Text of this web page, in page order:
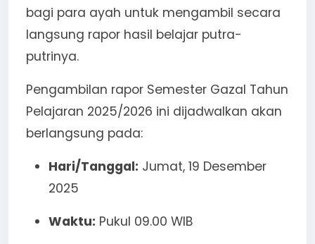
bagi para ayah untuk mengambil secara
langsung rapor hasil belajar putra-
putrinya.
Pengambilan rapor Semester Gazal Tahun
Pelajaran 2025/2026 ini dijadwalkan akan
berlangsung pada:
Hari/Tanggal: Jumat, 19 Desember
2025
Waktu: Pukul 09.00 WIB